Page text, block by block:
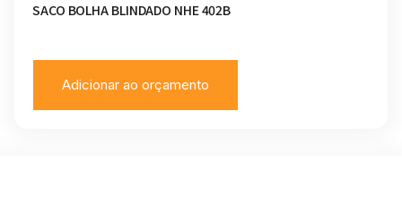
SACO BOLHA BLINDADO NHE 402B
Adicionar ao orçamento